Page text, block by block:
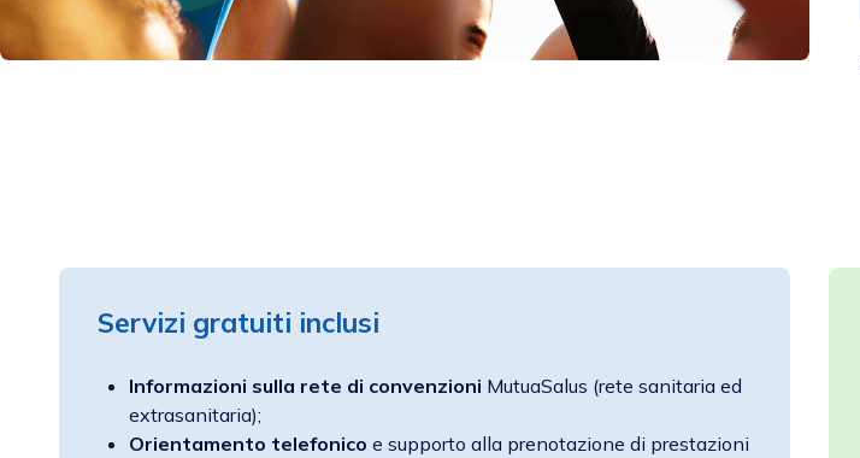
Servizi gratuiti inclusi
Informazioni sulla rete di convenzioni MutuaSalus (rete sanitaria ed
extrasanitaria);
Orientamento telefonico e supporto alla prenotazione di prestazioni